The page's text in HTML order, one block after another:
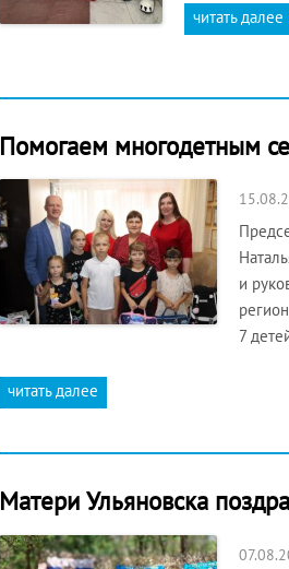
читать далее
Помогаем многодетным
и
7
читать далее
Матери Ульяновска